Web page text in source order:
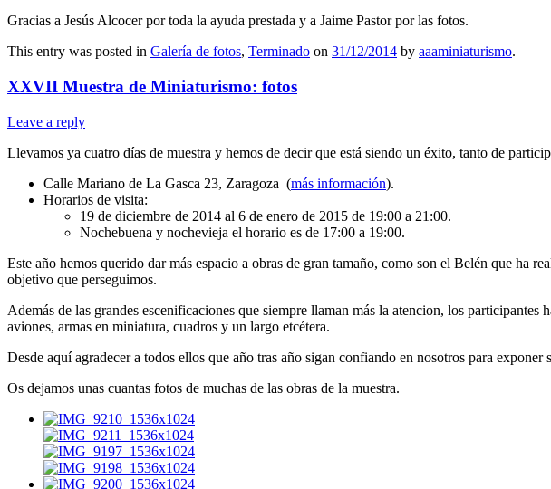
Gracias a Jesús Alcocer por toda la ayuda prestada y a Jaime Pastor por las fotos.
This entry was posted in Galería de fotos, Terminado on 31/12/2014 by aaaminiaturismo.
XXVII Muestra de Miniaturismo: fotos
Leave a reply
Llevamos ya cuatro días de muestra y hemos de decir que está siendo un éxito, tanto de
Calle Mariano de La Gasca 23, Zaragoza (más información).
Horarios de visita:
19 de diciembre de 2014 al 6 de enero de 2015 de 19:00 a 21:00.
Nochebuena y nochevieja el horario es de 17:00 a 19:00.
Este año hemos querido dar más espacio a obras de gran tamaño, como son el Belén que ha
objetivo que perseguimos.
Además de las grandes escenificaciones que siempre llaman más la atencion, los
aviones, armas en miniatura, cuadros y un largo etcétera.
Desde aquí agradecer a todos ellos que año tras año sigan confiando en nosotros para
Os dejamos unas cuantas fotos de muchas de las obras de la muestra.